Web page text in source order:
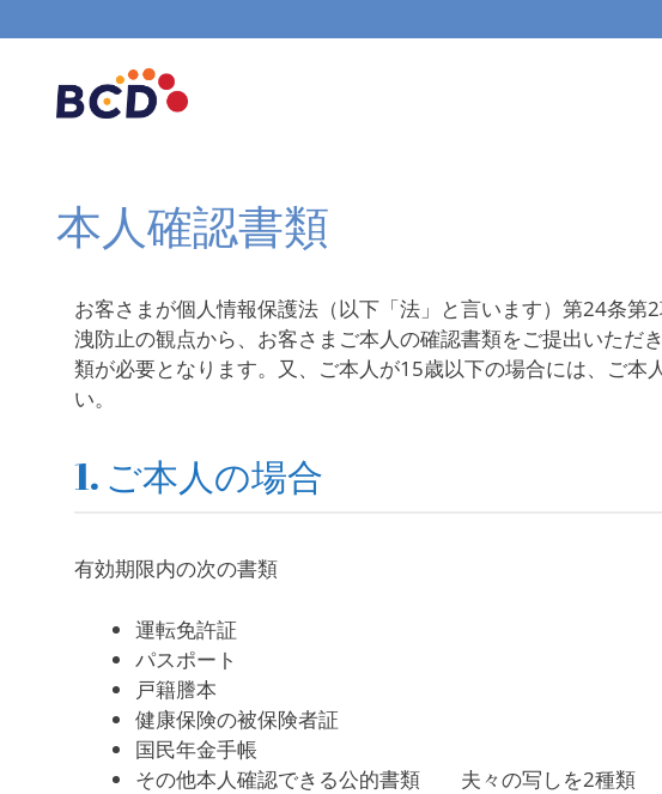
ン
本人確認書類
お客さまが個人情報保護法（以下「法」と言います）第24条
洩防止の観点から、お客さまご本人の確認書類をご提出いた
類が必要となります。又、ご本人が15歳以下の場合には、ご
い。
1. ご本人の場合
有効期限内の次の書類
運転免許証
パスポート
戸籍謄本
健康保険の被保険者証
国民年金手帳
その他本人確認できる公的書類 夫々の写しを2種類